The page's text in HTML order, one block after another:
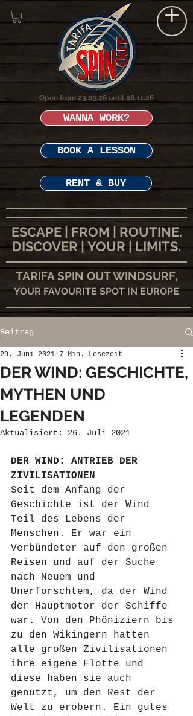
TARIFA SPIN OUT WINDSURF,
YOUR FAVOURITE SPOT IN EUROPE
Open from 23.03.26 until 08.11.26
RENT & BUY
ESCAPE | FROM | ROUTINE.
DISCOVER | YOUR | LIMITS.
BOOK A LESSON
WANNA WORK?
Beitrag
DER WIND: GESCHICHTE,
MYTHEN UND
LEGENDEN
29. Juni 2021 7 Min. Lesezeit
Aktualisiert: 26. Juli 2021
DER WIND: ANTRIEB DER
ZIVILISATIONEN
Seit dem Anfang der
Geschichte ist der Wind
Teil des Lebens der
Menschen. Er war ein
Verbündeter auf den großen
Reisen und auf der Suche
nach Neuem und
Unerforschtem, da der Wind
der Hauptmotor der Schiffe
war. Von den Phöniziern bis
zu den Wikingern hatten
alle großen Zivilisationen
ihre eigene Flotte und
diese haben sie auch
genutzt, um den Rest der
Welt zu erobern. Ein gutes